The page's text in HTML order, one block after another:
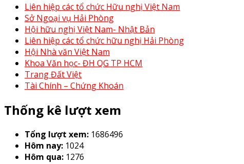
Liên hiệp các tổ chức Hữu nghị Việt Nam
Sở Ngoại vụ Hải Phòng
Hội hữu nghị Việt Nam- Nhật Bản
Liên hiệp các tổ chức hữu nghị Hải Phòng
Hội Nhà văn Việt Nam
Khoa Văn học- ĐH QG TP HCM
Trang Đất Việt
Tài Chính – Chứng Khoán
Thống kê lượt xem
Tổng lượt xem: 1686496
Hôm nay: 1024
Hôm qua: 1276